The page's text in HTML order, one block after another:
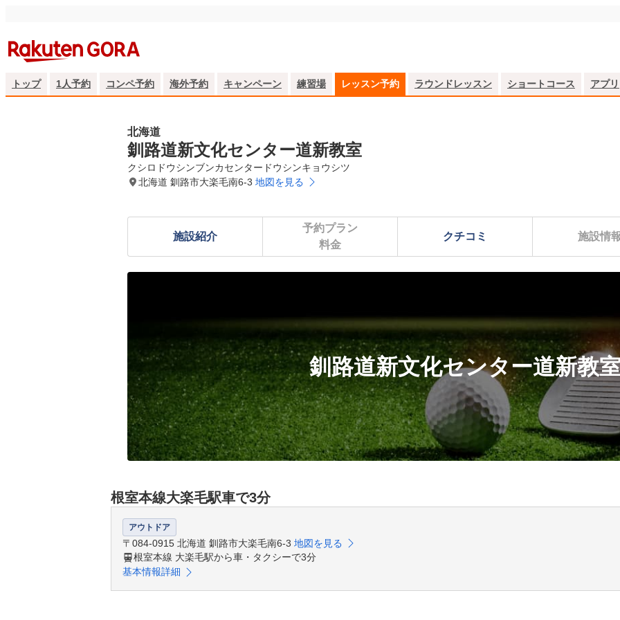
トップ 1人予約 コンペ予約 海外予約 キャンペーン 練習場 レッスン予約 ラウンドレッスン ショートコース アプリ
北海道
釧路道新文化センター道新教室
クシロドウシンブンカセンタードウシンキョウシツ
北海道 釧路市大楽毛南6-3 地図を見る
施設紹介
予約プラン
料金
クチコミ 施設情
釧路道新文化センター道新教
根室本線大楽毛駅車で3分
アウトドア
〒084-0915 北海道 釧路市大楽毛南6-3 地図を見る
根室本線 大楽毛駅から車・タクシーで3分
基本情報詳細